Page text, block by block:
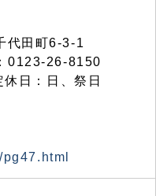
代田町6-3-1
0123-26-8150
日：日、祭日